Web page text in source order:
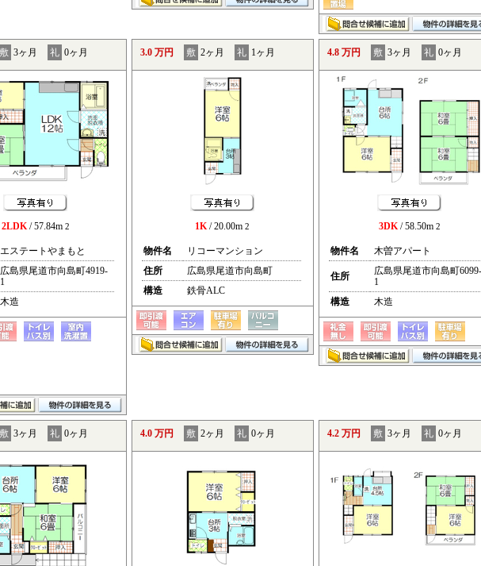
敷 3ヶ月 礼 0ヶ月
2LDK/ 57.84m 2
エステートやまもと
広島県尾道市向島町4919-
1
木造
3.0 万円 敷 2ヶ月 礼 1ヶ月
1K/ 20.00m 2
物件名
リコーマンション
住所
広島県尾道市向島町
構造
鉄骨ALC
4.8 万円 敷 3ヶ月 礼 0ヶ月
3DK/ 58.50m 2
物件名 木曽アパート
住所
広島県尾道市向島町6099-
1
構造
木造
敷 3ヶ月 礼 0ヶ月 4.0 万円 敷 2ヶ月 礼 0ヶ月 4.2 万円 敷 3ヶ月 礼 0ヶ月